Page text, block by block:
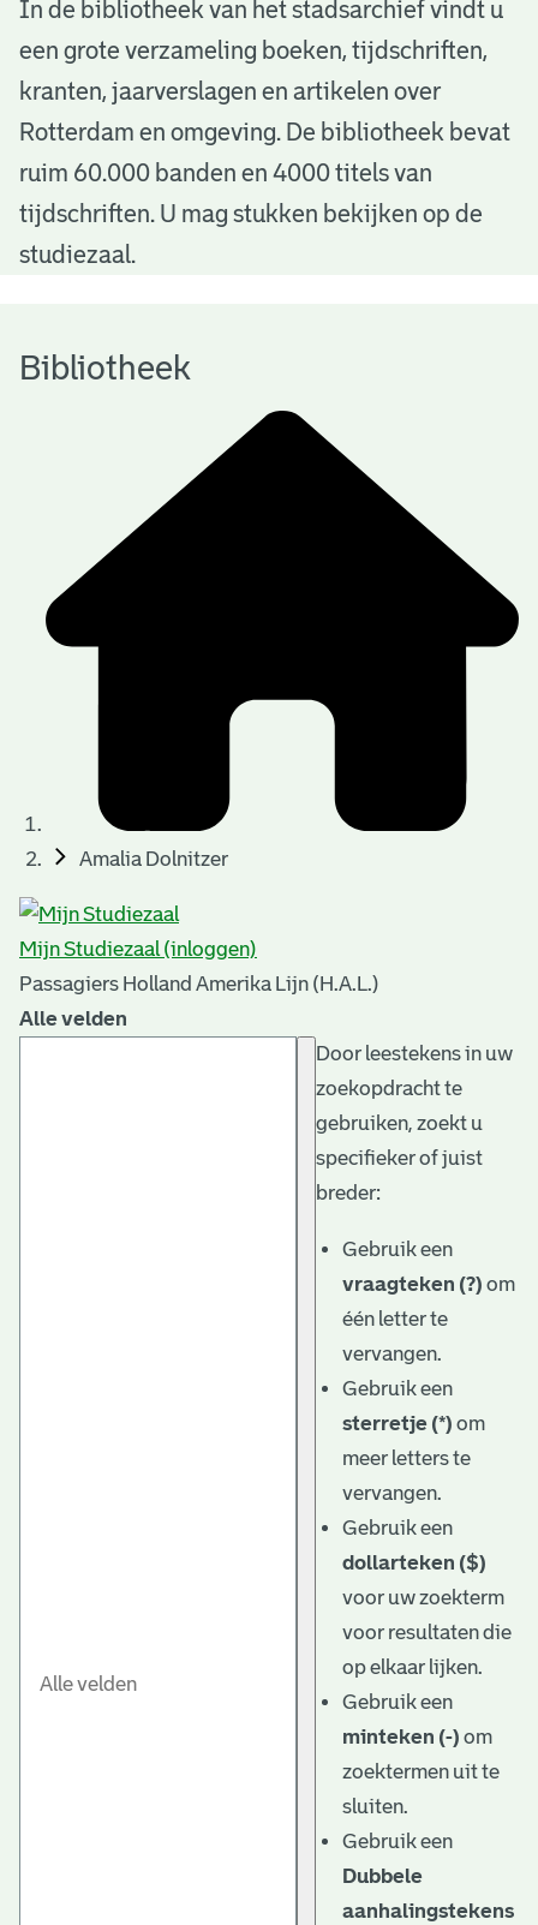
B
b
o
h
In de bibliotheek van het stadsarchief vindt u
een grote verzameling boeken, tijdschriften,
kranten, jaarverslagen en artikelen over
Rotterdam en omgeving. De bibliotheek bevat
ruim 60.000 banden en 4000 titels van
tijdschriften. U mag stukken bekijken op de
studiezaal.
Bibliotheek
Amalia Dolnitzer
Mijn Studiezaal (inloggen)
Passagiers Holland Amerika Lijn (H.A.L.)
Alle velden
Door leestekens in uw
zoekopdracht te
gebruiken, zoekt u
specifieker of juist
breder:
Gebruik een
vraagteken (?) om
één letter te
vervangen.
Gebruik een
sterretje (*) om
meer letters te
vervangen.
Gebruik een
dollarteken ($)
voor uw zoekterm
voor resultaten die
op elkaar lijken.
Gebruik een
minteken (-) om
zoektermen uit te
sluiten.
Gebruik een
Dubbele
aanhalingstekens